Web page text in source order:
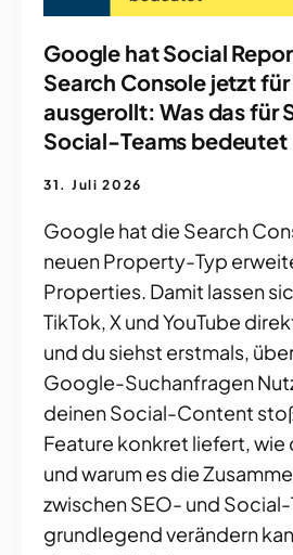
Google hat Social
Search Console jetzt
ausgerollt: Was das für
Social-Teams bedeutet
31. Juli 2026
Google hat die Search
neuen Property-Typ
Properties. Damit lassen
TikTok, X und YouTube
und du siehst erstmals,
Google-Suchanfragen
deinen Social-Content
Feature konkret liefert, wie
und warum es die
zwischen SEO- und
grundlegend verändern